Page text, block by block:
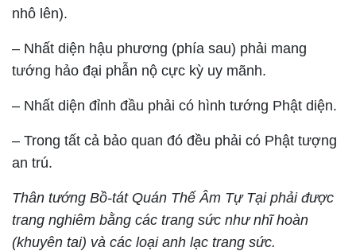
nhô lên).
– Nhất diện hậu phương (phía sau) phải mang
tướng hảo đại phẫn nộ cực kỳ uy mãnh.
– Nhất diện đỉnh đầu phải có hình tướng Phật diện.
– Trong tất cả bảo quan đó đều phải có Phật tượng
an trú.
Thân tướng Bồ-tát Quán Thế Âm Tự Tại phải được
trang nghiêm bằng các trang sức như nhĩ hoàn
(khuyên tai) và các loại anh lạc trang sức.